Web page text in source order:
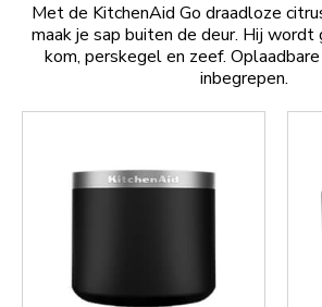
Met de KitchenAid Go draadloze
maak je sap buiten de deur. Hij
kom, perskegel en zeef.
inbegrepen.